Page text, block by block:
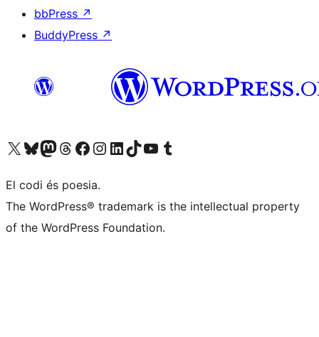
bbPress ↗
BuddyPress ↗
Visiteu el nostre compte X (abans Twitter)
Visiteu el nostre compte de Bluesky
Visiteu el nostre compte al Mastodon
Visiteu el nostre compte de Threads
Visiteu la nostra pàgina al Facebook
Visiteu el nostre compte d'Instagram
Visiteu el nostre compte de LinkedIn
Visiteu el nostre compte de TikTok
Visiteu el nostre canal al YouTube
Visiteu el nostre compte de Tumblr
El codi és poesia.
The WordPress® trademark is the intellectual property
of the WordPress Foundation.